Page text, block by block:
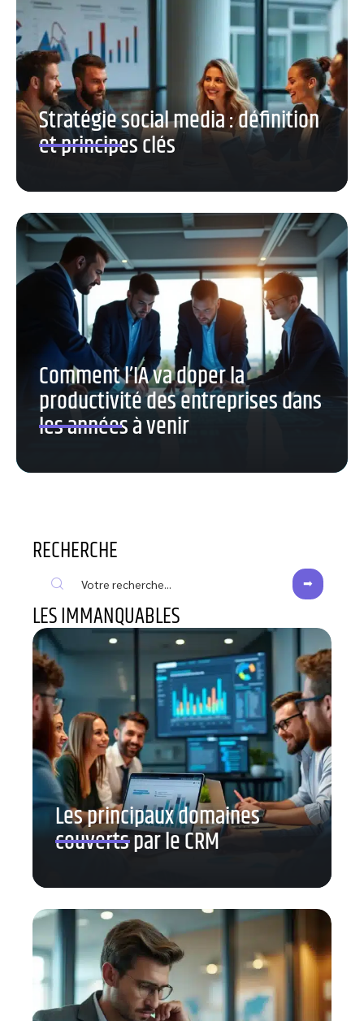
Stratégie social media : définition
et principes clés
Comment l’IA va doper la
productivité des entreprises dans
les années à venir
RECHERCHE
LES IMMANQUABLES
Les principaux domaines
couverts par le CRM